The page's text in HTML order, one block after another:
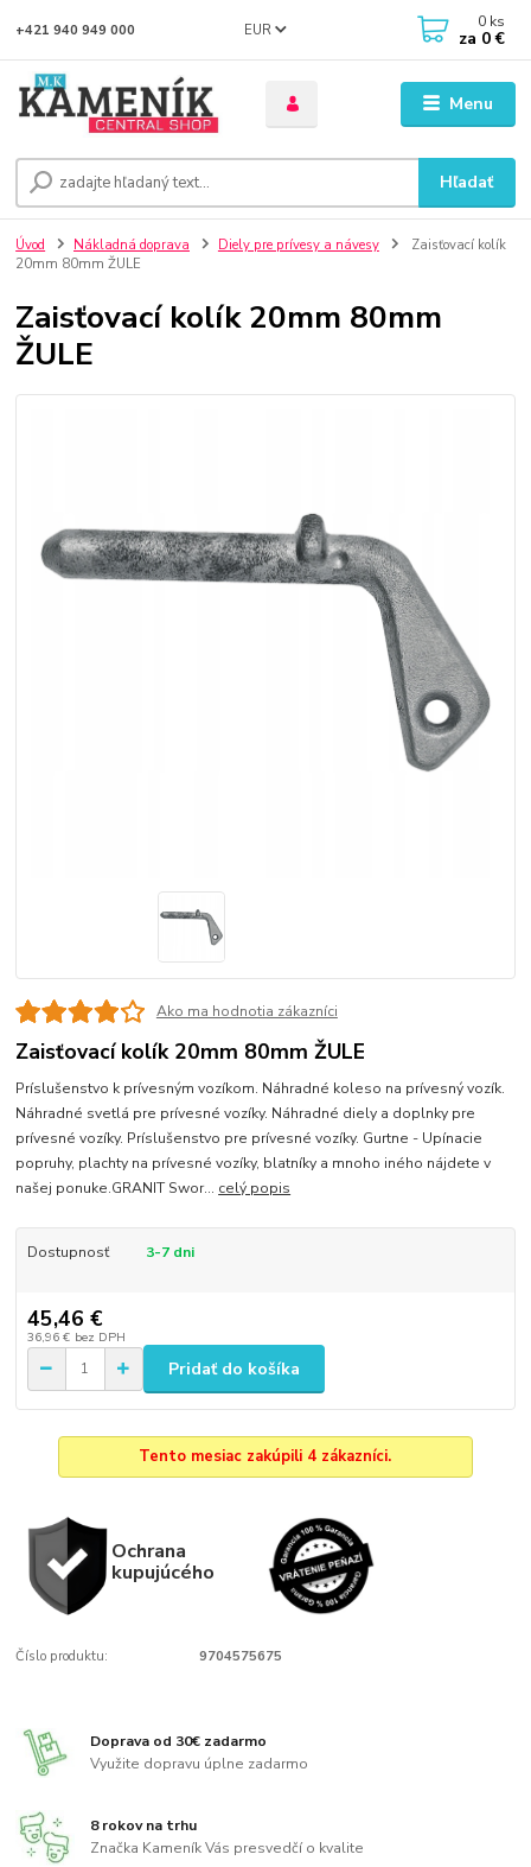
Menu
EUR
Hľadať
+421 940 949 000 0 ks
za 0 €
Úvod Nákladná doprava Diely pre prívesy a návesy
Zaisťovací kolík
20mm 80mm ŽULE
Zaisťovací kolík 20mm 80mm
ŽULE
Ako ma hodnotia zákazníci
Zaisťovací kolík 20mm 80mm ŽULE
Príslušenstvo k prívesným vozíkom. Náhradné koleso na prívesný vozík.
Náhradné svetlá pre prívesné vozíky. Náhradné diely a doplnky pre
prívesné vozíky. Príslušenstvo pre prívesné vozíky. Gurtne - Upínacie
popruhy, plachty na prívesné vozíky, blatníky a mnoho iného nájdete v
našej ponuke.GRANIT Swor... celý popis
Dostupnosť 3-7 dni
45,46 €
36,96 € bez DPH
Pridať do košíka
Tento mesiac zakúpili 4 zákazníci.
Ochrana
kupujúcého
Číslo produktu: 9704575675
Doprava od 30€ zadarmo
Využite dopravu úplne zadarmo
8 rokov na trhu
Značka Kameník Vás presvedčí o kvalite